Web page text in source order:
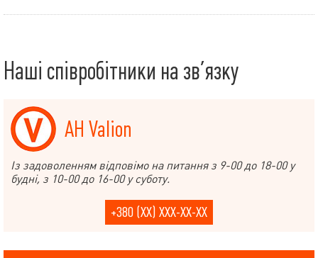
Наші співробітники на зв’язку
АН Valion
Із задоволенням відповімо на питання з 9-00 до 18-00 у
будні, з 10-00 до 16-00 у суботу.
+380 (XX) XXX-XX-XX